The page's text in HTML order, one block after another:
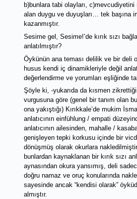
b)bunlara tabi olayları,
alan duygu ve duyuşları… tek başına
kazanmıştır.
Sesime gel, Sesime!’de kırık sızı
anlatılmıştır?
Öykünün ana teması delilik ve bir deli
husus kendi iç dinamikleriyle değil
değerlendirme ve yorumları eşliğinde
Şöyle ki, -yukarıda da kısmen
vurgusuna göre (genel bir tanım olan
ona yakıştığı) Kırıkkale’de mukim
anlatıcının einfühlung / empati
anlatıcının ailesinden, mahalle /
genişleyen tepki korkusu içinde bir
dönüşmüş olarak okurlara
bunlardan kaynaklanan bir kırık sızı
aynasından okura yansımış, deli
doğru namaz ve oruç konularında
sayesinde ancak “kendisi olarak”
almıştır.